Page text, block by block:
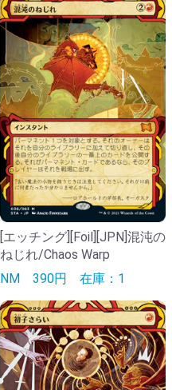
[エッチング][Foil][JPN]混沌の
ねじれ/Chaos Warp
NM 390円 在庫：1